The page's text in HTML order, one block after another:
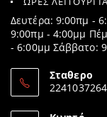
Δευτέρα: 9:00πμ -
9:00πμ - 4:00μμ
- 6:00μμ Σάββατο:
Σταθερο
2241037264
in